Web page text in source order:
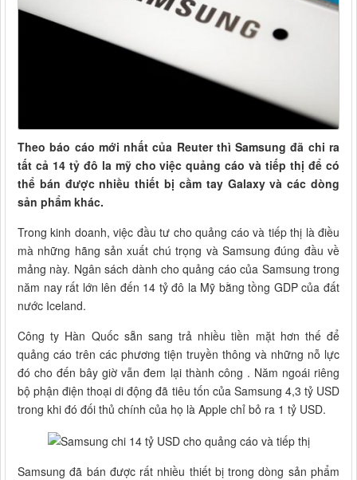
Theo báo cáo mới nhất của Reuter thì Samsung đã chi ra
tất cả 14 tỷ đô la mỹ cho việc quảng cáo và tiếp thị để có
thể bán được nhiều thiết bị cầm tay Galaxy và các dòng
sản phẩm khác.
Trong kinh doanh, việc đầu tư cho quảng cáo và tiếp thị là điều
mà những hãng sản xuất chú trọng và Samsung đúng đầu về
mảng này. Ngân sách dành cho quảng cáo của Samsung trong
năm nay rất lớn lên đến 14 tỷ đô la Mỹ bằng tồng GDP của đất
nước Iceland.
Công ty Hàn Quốc sẵn sang trả nhiều tiền mặt hơn thế để
quảng cáo trên các phương tiện truyền thông và những nỗ lực
đó cho đến bây giờ vẫn đem lại thành công . Năm ngoái riêng
bộ phận điện thoại di động đã tiêu tốn của Samsung 4,3 tỷ USD
trong khi đó đối thủ chính của họ là Apple chỉ bỏ ra 1 tỷ USD.
Samsung đã bán được rất nhiều thiết bị trong dòng sản phẩm